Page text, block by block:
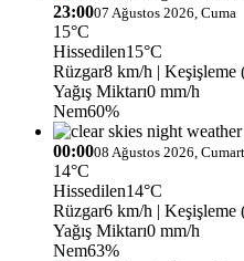
23:0007 Ağustos 2026, Cuma
15°C
Hissedilen15°C
Rüzgar8 km/h | Keşişleme
Yağış Miktarı0 mm/h
Nem60%
00:0008 Ağustos 2026,
14°C
Hissedilen14°C
Rüzgar6 km/h | Keşişleme
Yağış Miktarı0 mm/h
Nem63%